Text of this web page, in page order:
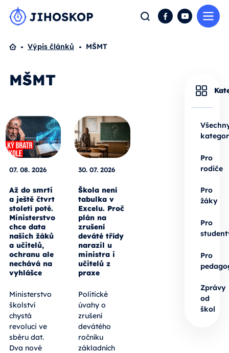
Hledat FacebookYouTube
Domů
Výpis článků MŠMT
MŠMT
07. 08. 2026
Až do smrti
a ještě čtvrt
století poté.
Ministerstvo
chce data
našich žáků
a učitelů,
ochranu ale
nechává na
vyhlášce
Ministerstvo
školství
chystá
revoluci ve
sběru dat.
Dva nové
30. 07. 2026
Škola není
tabulka v
Excelu. Proč
plán na
zrušení
deváté třídy
narazil u
ministra i
učitelů z
praxe
Politické
úvahy o
zrušení
devátého
ročníku
základních
Pro
rodiče
Pro
žáky
Pro
Pro
Zprávy
od
škol